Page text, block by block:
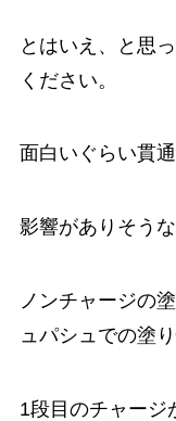
とはいえ、と思
ください。
面白いぐらい貫通
影響がありそう
ノンチャージの
ュパシュでの塗
1段目のチャージ